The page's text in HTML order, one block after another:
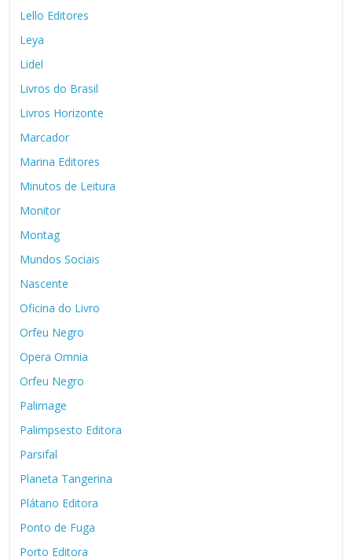
Lello Editores
Leya
Lidel
Livros do Brasil
Livros Horizonte
Marcador
Marina Editores
Minutos de Leitura
Monitor
Montag
Mundos Sociais
Nascente
Oficina do Livro
Orfeu Negro
Opera Omnia
Orfeu Negro
Palimage
Palimpsesto Editora
Parsifal
Planeta Tangerina
Plátano Editora
Ponto de Fuga
Porto Editora